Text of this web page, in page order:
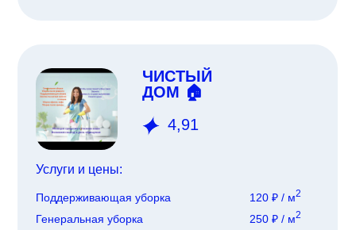
Поддерживающая уборка
Генеральная уборка
120 ₽ / м2
250 ₽ / м2
ЧИСТЫЙ
ДОМ 🏠
Услуги и цены:
4,91